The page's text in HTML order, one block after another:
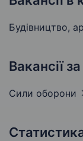
Будівництво,
Вакансії
Сили оборони